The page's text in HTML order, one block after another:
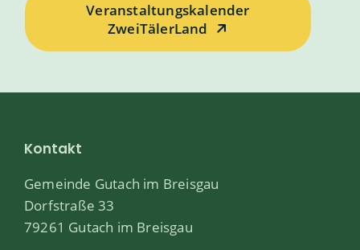
Veranstaltungskalender
ZweiTälerLand
Kontakt
Gemeinde Gutach im Breisgau
Dorfstraße 33
79261 Gutach im Breisgau